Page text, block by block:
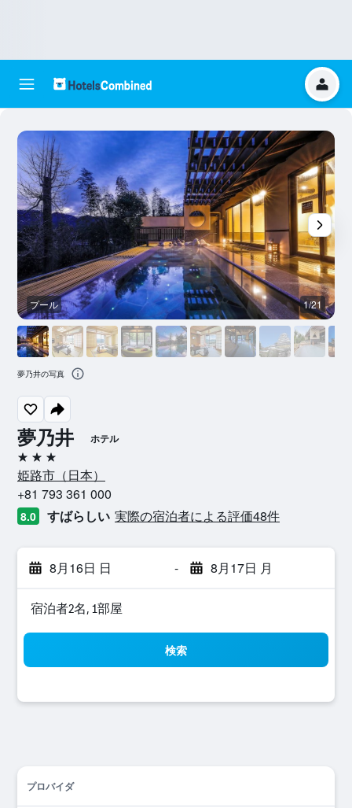
夢乃井 ホテル
3つ星
姫路市​（日本​）​
+81 793 361 000
8.0 すばらしい 実際の宿泊者による評価48​件
8月16日 日 - 8月17日 月
宿泊者2名, 1​部屋
検索
プロバイダ
プール 1/21
夢乃井の写真